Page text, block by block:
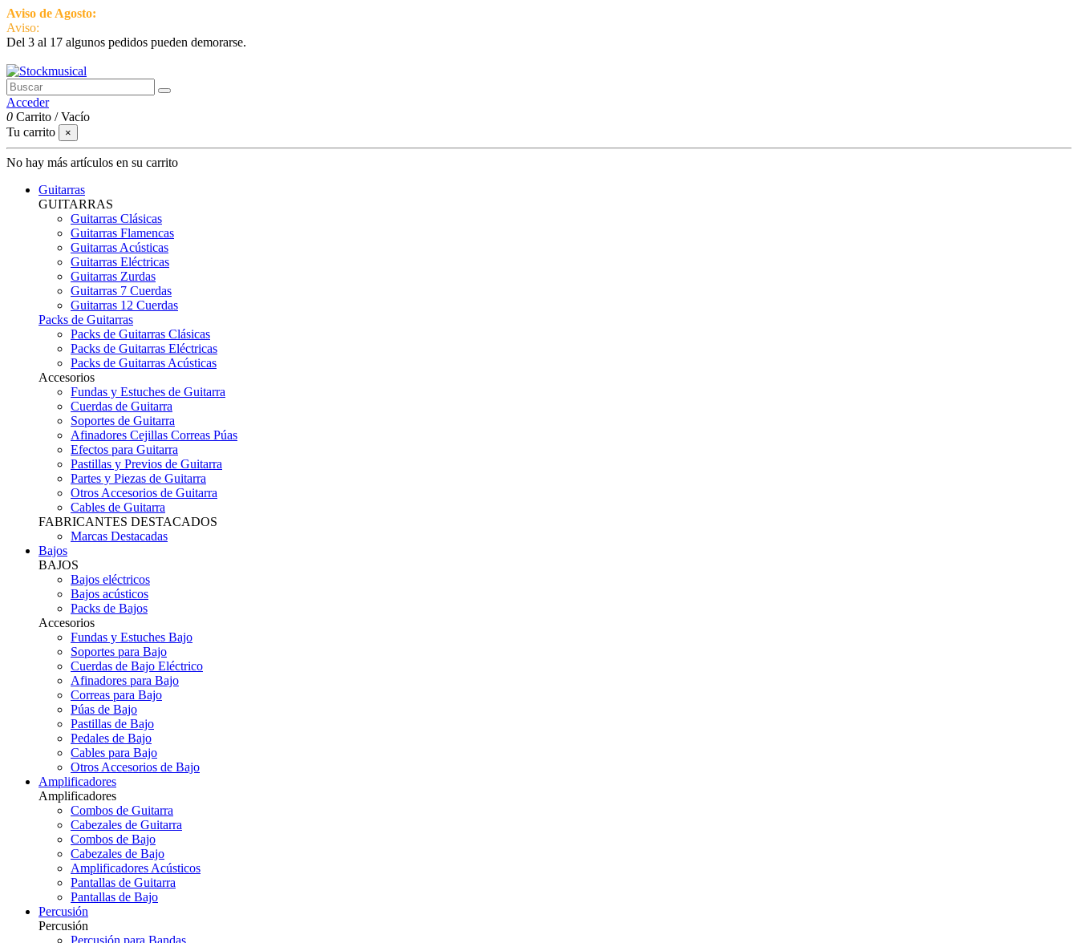
Aviso de Agosto:
Aviso:
Del 3 al 17 algunos pedidos pueden demorarse.
Acceder
0 Carrito /Vacío
Tu carrito
×
No hay más artículos en su carrito
Guitarras
GUITARRAS
Guitarras Clásicas
Guitarras Flamencas
Guitarras Acústicas
Guitarras Eléctricas
Guitarras Zurdas
Guitarras 7 Cuerdas
Guitarras 12 Cuerdas
Packs de Guitarras
Packs de Guitarras Clásicas
Packs de Guitarras Eléctricas
Packs de Guitarras Acústicas
Accesorios
Fundas y Estuches de Guitarra
Cuerdas de Guitarra
Soportes de Guitarra
Afinadores Cejillas Correas Púas
Efectos para Guitarra
Pastillas y Previos de Guitarra
Partes y Piezas de Guitarra
Otros Accesorios de Guitarra
Cables de Guitarra
FABRICANTES DESTACADOS
Marcas Destacadas
Bajos
BAJOS
Bajos eléctricos
Bajos acústicos
Packs de Bajos
Accesorios
Fundas y Estuches Bajo
Soportes para Bajo
Cuerdas de Bajo Eléctrico
Afinadores para Bajo
Correas para Bajo
Púas de Bajo
Pastillas de Bajo
Pedales de Bajo
Cables para Bajo
Otros Accesorios de Bajo
Amplificadores
Amplificadores
Combos de Guitarra
Cabezales de Guitarra
Combos de Bajo
Cabezales de Bajo
Amplificadores Acústicos
Pantallas de Guitarra
Pantallas de Bajo
Percusión
Percusión
Percusión para Bandas